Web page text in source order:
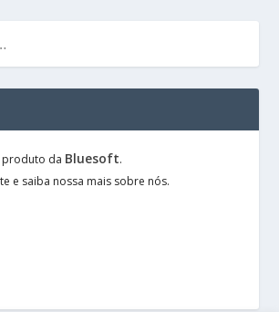
produto da Bluesoft.
e saiba nossa mais sobre nós.